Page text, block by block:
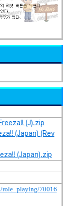
(J).zip
(Japan) (Rev
(Japan).zip
role_playing/70016